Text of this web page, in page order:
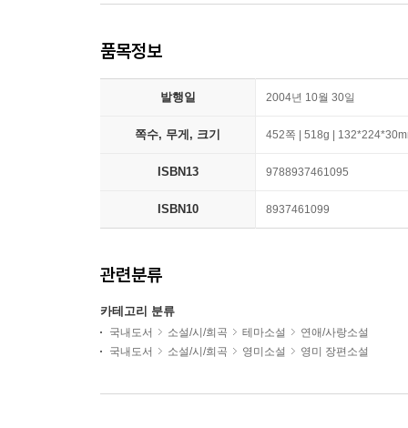
품목정보
발행일 2004년 10월 30일
쪽수, 무게, 크기 452쪽 | 518g |
ISBN13 9788937461095
ISBN10 8937461099
관련분류
카테고리 분류
국내도서 소설/시/희곡 테마소설
연애/사랑소설
국내도서
소설/시/희곡 영미소설 영미 장편소설